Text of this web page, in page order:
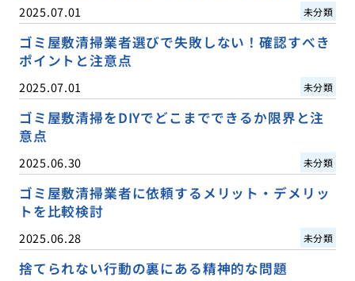
2025.07.01 未分類
ゴミ屋敷清掃業者選びで失敗しない！確認すべき
ポイントと注意点
2025.07.01 未分類
ゴミ屋敷清掃をDIYでどこまでできるか限界と注
意点
2025.06.30 未分類
ゴミ屋敷清掃業者に依頼するメリット・デメリッ
トを比較検討
2025.06.28 未分類
捨てられない行動の裏にある精神的な問題